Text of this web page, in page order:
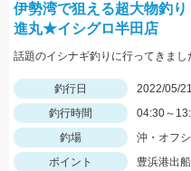
伊勢湾で狙える超大物釣
進丸★イシグロ半田店
話題のイシナギ釣りに行ってきまし
釣行日
2022/05/21
釣行時間
04:30～
釣場
沖・オフ
ポイント
豊浜港出